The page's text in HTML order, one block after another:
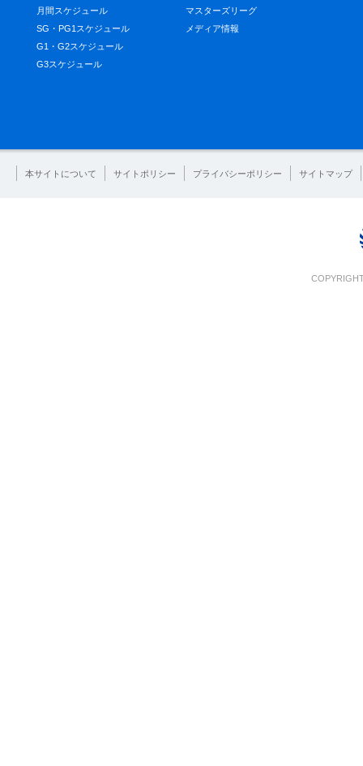
月間スケジュール
SG・PG1スケジュール
G1・G2スケジュール
G3スケジュール
マスターズリーグ
メディア情報
本サイトについて サイトポリシー プライバシーポリシー サイトマップ